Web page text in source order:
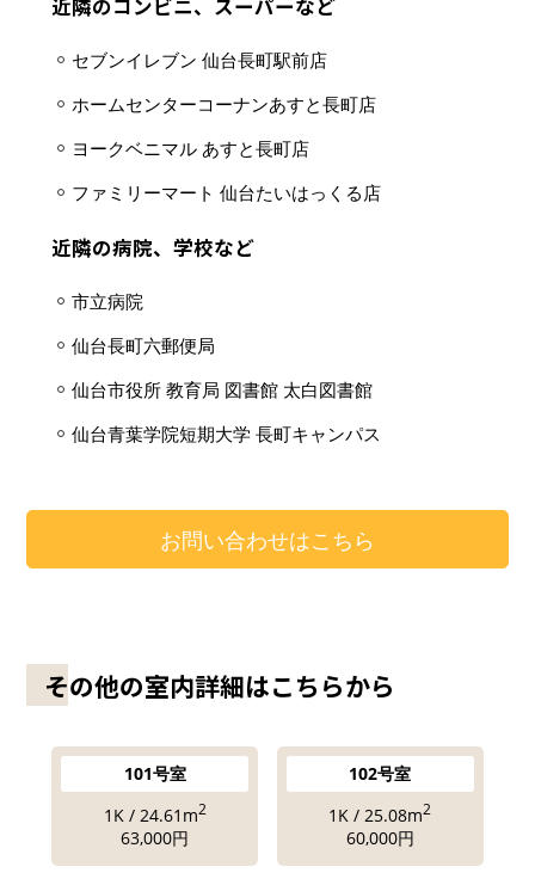
セブンイレブン 仙台長町駅前店
ホームセンターコーナンあすと長町店
ヨークベニマル あすと長町店
ファミリーマート 仙台たいはっくる店
近隣の病院、学校など
市立病院
仙台長町六郵便局
仙台市役所 教育局 図書館 太白図書館
仙台青葉学院短期大学 長町キャンパス
お問い合わせはこちら
その他の室内詳細はこちらから
101号室
1K / 24.61m2
63,000円
102号室
1K / 25.08m2
60,000円